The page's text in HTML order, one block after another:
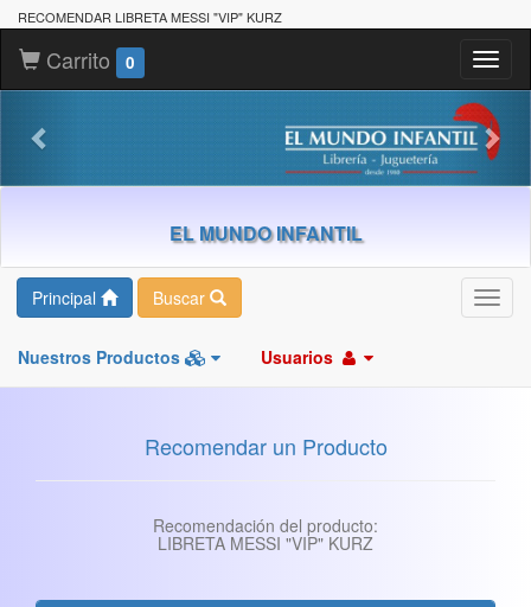
RECOMENDAR LIBRETA MESSI "VIP" KURZ
Carrito 0
EL MUNDO INFANTIL
Principal Buscar
Nuestros Productos Usuarios
Recomendar un Producto
Recomendación del producto:
LIBRETA MESSI "VIP" KURZ